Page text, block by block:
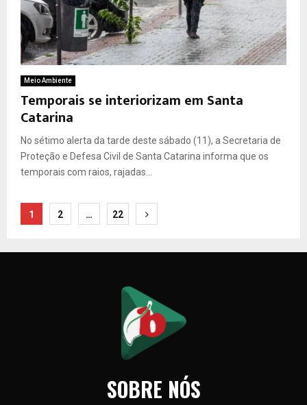
Meio Ambiente
Temporais se interiorizam em Santa
Catarina
No sétimo alerta da tarde deste sábado (11), a Secretaria de
Proteção e Defesa Civil de Santa Catarina informa que os
temporais com raios, rajadas...
Paginação
posts
1 2 … 22
SOBRE NÓS